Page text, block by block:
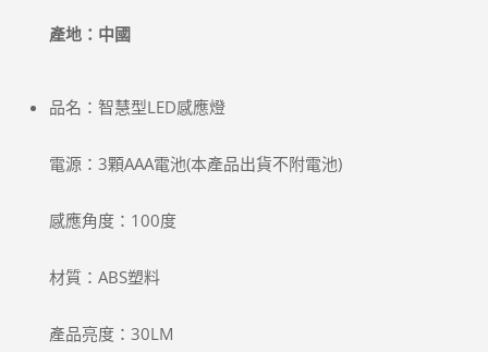
產地：中國
品名：智慧型LED感應燈
電源：3顆AAA電池(本產品出貨不附電池)
感應角度：100度
材質：ABS塑料
產品亮度：30LM